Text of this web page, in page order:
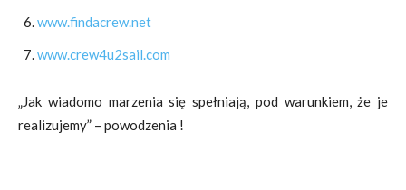
www.findacrew.net
www.crew4u2sail.com
„Jak wiadomo marzenia się spełniają, pod warunkiem, że je
realizujemy” – powodzenia !